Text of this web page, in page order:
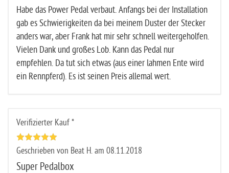
Habe das Power Pedal verbaut. Anfangs bei der Installation
gab es Schwierigkeiten da bei meinem Duster der Stecker
anders war, aber Frank hat mir sehr schnell weitergeholfen.
Vielen Dank und großes Lob. Kann das Pedal nur
empfehlen. Da tut sich etwas (aus einer lahmen Ente wird
ein Rennpferd). Es ist seinen Preis allemal wert.
Verifizierter Kauf *
Geschrieben von Beat H. am 08.11.2018
Super Pedalbox